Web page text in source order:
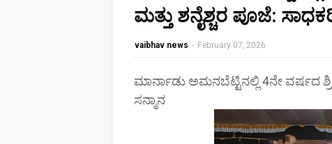
ಮತ್ತು ಶನೈಶ್ಚರ ಪೂಜೆ:
vaibhav news - February 07, 2026
ಮಾರ್ನಾಡು ಅಮನಬೆಟ್ಟಿನಲ್ಲಿ 4ನೇ ವರ್ಷದ
ಸನ್ಮಾನ